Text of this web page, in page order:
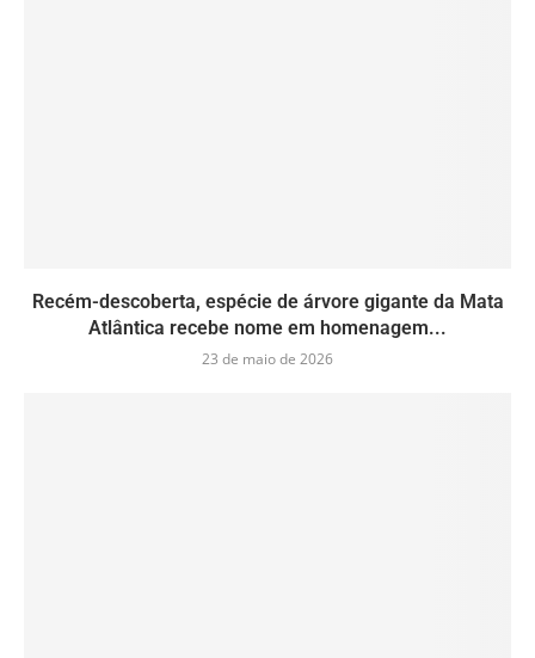
Recém-descoberta, espécie de árvore gigante da Mata
Atlântica recebe nome em homenagem...
23 de maio de 2026